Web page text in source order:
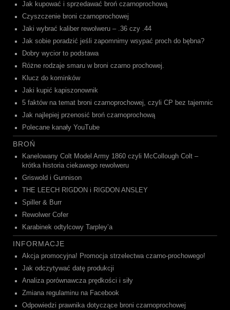
Jak kupować i sprzedawać broń czarnoprochową
Czyszczenie broni czarnoprochowej
Jaki wybrać kaliber rewolweru – .36 czy .44
Jak sobie poradzić jeśli zapomnimy wsypać proch do bębna?
Dobry wycior to podstawa
Różne rodzaje smaru w broni czarno prochowej.
Klucz do kominków
Jaki kupić kapiszonownik
5 faktów na temat broni czarnoprochowej, czyli CP bez tajemnic
Jak najlepiej przenosić broń czarnoprochową
Polecane kanały YouTube
BROŃ
Kanelowany Colt Model Army 1860 czyli McCollough Colt –
krótka historia ciekawego rewolweru
Griswold i Gunnison
THE LEECH RIGDON i RIGDON ANSLEY
Spiller & Burr
Rewolwer Cofer
Karabinek odtylcowy Tarpley’a
INFORMACJE
Akcja promocyjna! Promocja strzelectwa czarno-prochowego!
Jak odczytywać datę produkcji
Analiza porównawcza prędkości i siły
Zmiana regulaminu na Facebook
Odpowiedzi prawnika dotyczące broni czarnoprochowej